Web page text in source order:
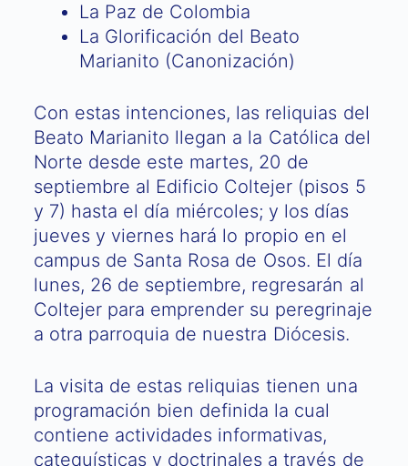
La Paz de Colombia
La Glorificación del Beato
Marianito (Canonización)
Con estas intenciones, las reliquias del
Beato Marianito llegan a la Católica del
Norte desde este martes, 20 de
septiembre al Edificio Coltejer (pisos 5
y 7) hasta el día miércoles; y los días
jueves y viernes hará lo propio en el
campus de Santa Rosa de Osos. El día
lunes, 26 de septiembre, regresarán al
Coltejer para emprender su peregrinaje
a otra parroquia de nuestra Diócesis.
La visita de estas reliquias tienen una
programación bien definida la cual
contiene actividades informativas,
catequísticas y doctrinales a través de